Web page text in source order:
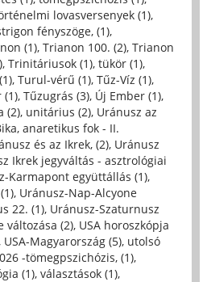
lovasversenyek (1),
fényszöge, (1),
(1), Trianon 100. (2), Trianon
, Trinitáriusok (1), tükör (1),
, Turul-vérű (1), Tűz-Víz (1),
(1), Tűzugrás (3), Új Ember (1),
(2), unitárius (2), Uránusz az
anaretikus fok - II.
és az Ikrek, (2), Uránusz
Ikrek jegyváltás - asztrológiai
Karmapont együttállás (1),
, Uránusz-Nap-Alcyone
22. (1), Uránusz-Szaturnusz
változása (2), USA horoszkópja
USA-Magyarország (5), utolsó
-tömegpszichózis, (1),
(1), választások (1),